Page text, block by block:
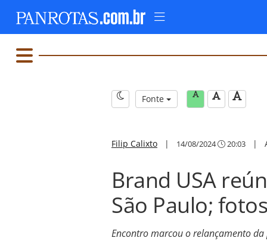
Fonte
Filip Calixto | 14/08/2024 20:03 |
Brand USA
São Paulo; fotos
Encontro marcou o relançamento